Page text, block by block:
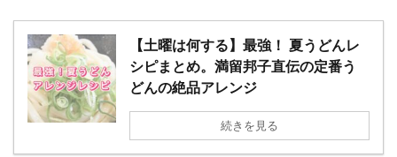
【土曜は何する】最強！ 夏うどんレ
シピまとめ。満留邦子直伝の定番う
どんの絶品アレンジ
続きを見る